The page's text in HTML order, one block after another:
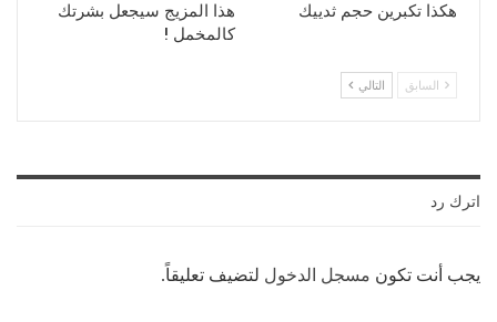
هكذا تكبرين حجم ثدييك
هذا المزيج سيجعل بشرتك
كالمخمل !
السابق التالي
اترك رد
يجب أنت تكون مسجل الدخول لتضيف تعليقاً.